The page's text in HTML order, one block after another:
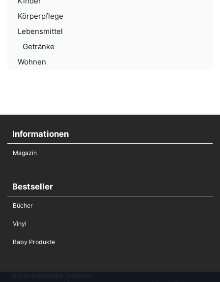
Körperpflege
Lebensmittel
Getränke
Wohnen
Informationen
Magazin
Bestseller
Bücher
Vinyl
Baby Produkte